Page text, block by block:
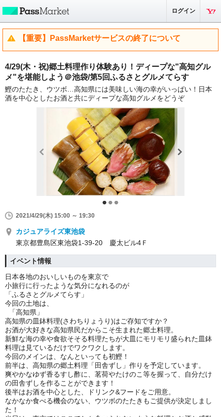
ログイン
【重要】PassMarketサービスの終了について
4/29(木・祝)郷土料理作り体験あり！ディープな"高知グル
メ"を堪能しよう＠池袋/第5回ふるさとグルメてらす
鰹のたたき、ウツボ…高知県には美味しい海の幸がいっぱい！日本
酒を中心としたお酒と共にディープな高知グルメをどうぞ
2021/4/29(木) 15:00 ～ 19:30
カジュアライズ東池袋
東京都豊島区東池袋1-39-20 慶太ビル4Ｆ
イベント情報
日本各地のおいしいものを東京で
小旅行に行ったような気分になれるのが
「ふるさとグルメてらす」
今回の土地は、
「高知県」
高知県の皿鉢料理(さわちりょうり)はご存知ですか？
お酒が大好きな高知県民だからこそ生まれた郷土料理。
新鮮な海の幸や食欲そそる料理たちが大皿にモリモリ盛られた皿鉢
料理は見ているだけでワクワクします。
今回のメインは、なんといっても初鰹！
前半は、高知県の郷土料理「田舎ずし」作りを予定しています。
爽やかなゆず香るすし酢に、茗荷やたけのこ等を握って、自分だけ
の田舎ずしを作ることができます！
後半はお酒を中心とした、ドリンク&フードをご用意。
なかなか食べる機会のない、ウツボのたたきもご提供が決定しまし
た！